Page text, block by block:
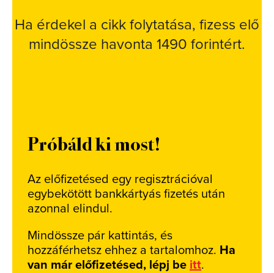
Ha érdekel a cikk folytatása, fizess elő
mindössze havonta 1490 forintért.
Próbáld ki most!
Az előfizetésed egy regisztrációval
egybekötött bankkártyás fizetés után
azonnal elindul.
Mindössze pár kattintás, és
hozzáférhetsz ehhez a tartalomhoz. Ha
van már előfizetésed, lépj be itt.